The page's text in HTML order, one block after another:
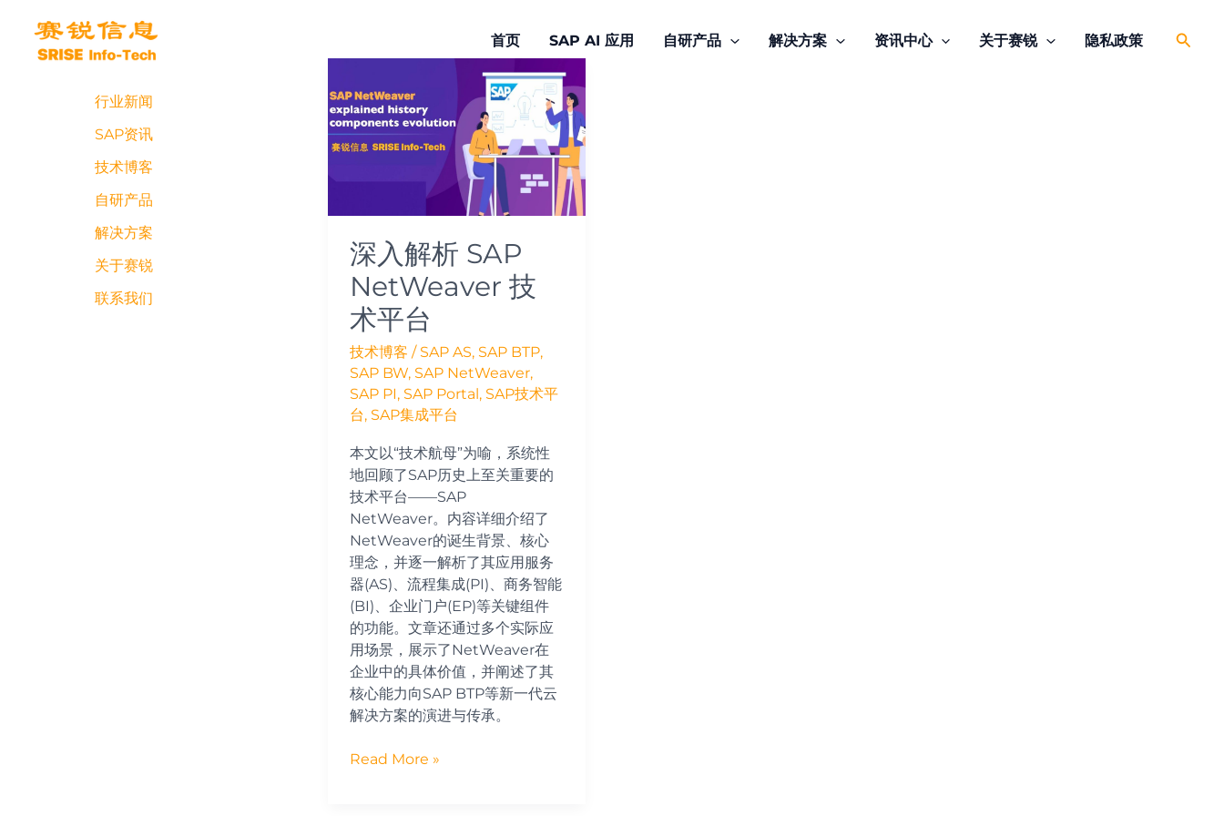
首页 SAP AI 应用 自研产品 解决方案 资讯中心 关于赛锐 隐私政策
搜
行业新闻
SAP资讯
技术博客
自研产品
解决方案
关于赛锐
联系我们
深入解析 SAP
NetWeaver 技
术平台
技术博客 / SAP AS, SAP BTP,
SAP BW, SAP NetWeaver,
SAP PI, SAP Portal, SAP技术平
台, SAP集成平台
本文以“技术航母”为喻，系统性
地回顾了SAP历史上至关重要的
技术平台——SAP
NetWeaver。内容详细介绍了
NetWeaver的诞生背景、核心
理念，并逐一解析了其应用服务
器(AS)、流程集成(PI)、商务智能
(BI)、企业门户(EP)等关键组件
的功能。文章还通过多个实际应
用场景，展示了NetWeaver在
企业中的具体价值，并阐述了其
核心能力向SAP BTP等新一代云
解决方案的演进与传承。
入
解
析
SAP
术
平
台
Read More »